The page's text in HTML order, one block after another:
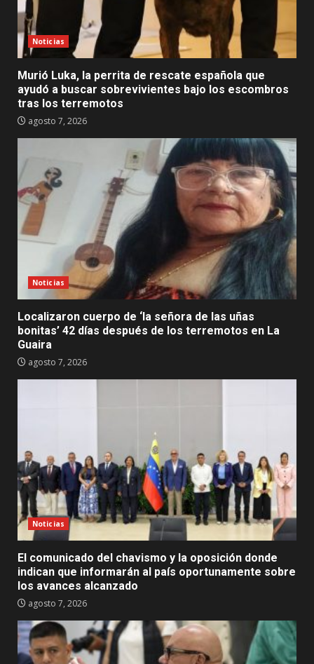
Noticias
Murió Luka, la perrita de rescate española que
ayudó a buscar sobrevivientes bajo los escombros
tras los terremotos
agosto 7, 2026
Noticias
Localizaron cuerpo de ‘la señora de las uñas
bonitas’ 42 días después de los terremotos en La
Guaira
agosto 7, 2026
Noticias
El comunicado del chavismo y la oposición donde
indican que informarán al país oportunamente sobre
los avances alcanzado
agosto 7, 2026